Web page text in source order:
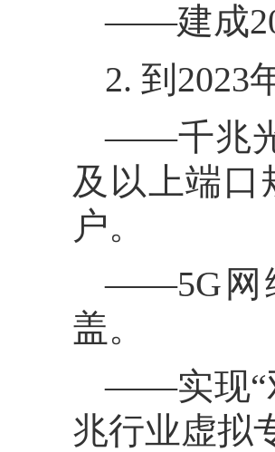
——建成
2. 到2023
——千兆光
及以上端口
户。
——5G网
盖。
——实现“
兆行业虚拟